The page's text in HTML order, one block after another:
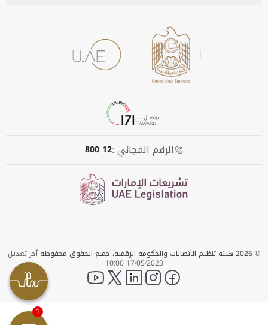
الرقم المجاني :800 12
© 2026 هيئة تنظيم الاتصالات والحكومة الرقمية، جميع الحقوق محفوظة آخر تعديل
17/05/2023 10:00
facebook
instagram
LinkedIn
twitter